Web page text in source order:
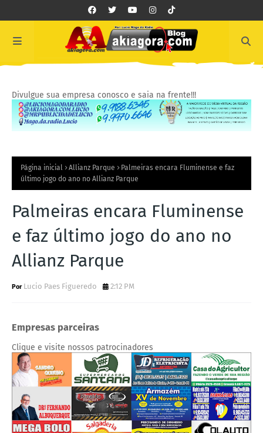
Divulgue sua empresa conosco e saia na frente!!!
Página inicial Allianz Parque
Palmeiras encara Fluminense e faz
último jogo do ano no Allianz Parque
Palmeiras encara Fluminense
e faz último jogo do ano no
Allianz Parque
Lucio Paes Figueredo 2:12 PM
Empresas parceiras
Clique e visite nossos patrocinadores